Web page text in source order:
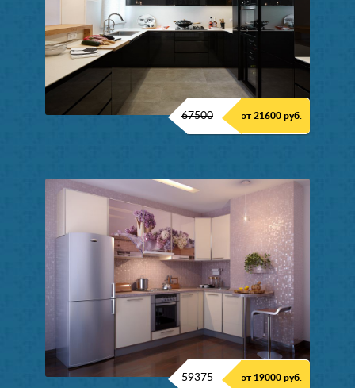
67500 от 21600 руб.
59375 от 19000 руб.